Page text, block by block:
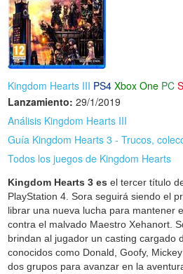
Kingdom Hearts III PS4 Xbox One PC
Lanzamiento: 29/1/2019
Análisis Kingdom Hearts III
Guía Kingdom Hearts 3 - Trucos,
Todos los juegos de Kingdom Hearts
Kingdom Hearts 3 es el tercer título
PlayStation 4. Sora seguirá siendo el
librar una nueva lucha para mantener
contra el malvado Maestro Xehanort.
brindan al jugador un casting cargado
conocidos como Donald, Goofy,
dos grupos para avanzar en la